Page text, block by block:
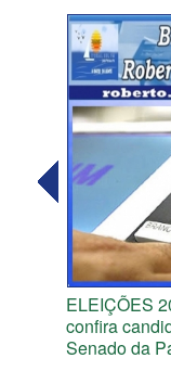
ELEIÇÕES
confira
Senado da